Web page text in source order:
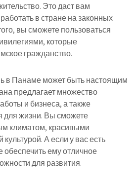
Это даст вам
в стране на законных
вы сможете пользоваться
которые
гражданство.
в Панаме может быть настоящим
предлагает множество
и бизнеса, а также
для жизни. Вы сможете
климатом, красивыми
А если у вас есть
ему отличное
для развития.